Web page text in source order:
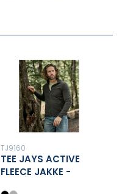
TJ9160
TEE JAYS ACTIVE
FLEECE JAKKE -